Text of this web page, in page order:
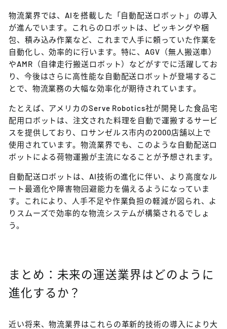
物流業界では、AIを搭載した「自動配送ロボット」の導入
が進んでいます。これらのロボットは、ピッキングや梱
包、積み込み作業など、これまで人手に頼っていた作業を
自動化し、効率的に行います。特に、AGV（無人搬送車）
やAMR（自律走行搬送ロボット）などがすでに活躍してお
り、今後はさらに高性能な自動配送ロボットが登場するこ
とで、物流業務の大幅な効率化が期待されています。
たとえば、アメリカのServe Robotics社が開発した食品宅
配用ロボットは、注文された料理を自動で運搬するサービ
スを提供しており、ロサンゼルス市内の2000店舗以上で
使用されています。物流業界でも、このような自動配送ロ
ボットによる荷物運搬が主流になることが予想されます。
自動配送ロボットは、AI技術の進化に伴い、より高度なル
ート最適化や障害物回避能力を備えるようになっていま
す。これにより、人手不足や作業負担の軽減が図られ、よ
りスムーズで効率的な物流システムが構築されるでしょ
う。
まとめ：未来の運送業界はどのように
進化するか？
近い将来、物流業界はこれらの革新的技術の導入により大